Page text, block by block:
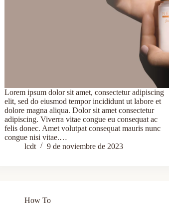
Lorem ipsum dolor sit amet, consectetur adipiscing
elit, sed do eiusmod tempor incididunt ut labore et
dolore magna aliqua. Dolor sit amet consectetur
adipiscing. Viverra vitae congue eu consequat ac
felis donec. Amet volutpat consequat mauris nunc
congue nisi vitae.…
lcdt
9 de noviembre de 2023
How To